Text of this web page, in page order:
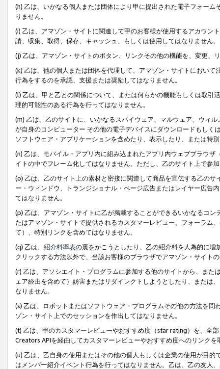
(h) 乙は、いかなる個人または団体により甲に提出された電子フォー
りません。
(i) 乙は、アマゾン・サイトに関連して甲のお客様が使用するアカウン
請、収集、取得、保存、キャッシュ、もしくは使用してはなりません。
(j) 乙は、アマゾン・サイトのボタン、リンクその他の機能を、変更、
(k) 乙は、他の個人または団体を代理して、アマゾン・サイトにおい
行為をするのを承認、支援または奨励してはなりません。
(l) 乙は、甲と乙との関係について、または何らかの機能もしくは取
理的可能性のある行為を行ってはなりません。
(m) 乙は、乙のサイトに、いかなるスパイウェア、マルウェア、ウィ
が自身のコンピューター その他の電子デバイスにダウンロードもし
ソフトウェア・アプリケーションを含めたり、表示したり、または特
(n) 乙は、モバイル・アプリ内に組み込まれたアプリ内ウェブブラウ
イトの中でフレーム化してはなりません。ただし、乙のサイト上で参
(o) 乙は、乙のサイト上の素材と密接に関連して商品を宣伝する乙の
ー・ウィンドウ、トランジショナル・ページ広告またはレイヤー広告
てはなりません。
(p) 乙は、アマゾン・サイトに乙が掲載することができるいかなるコ
たはアマゾン・サイトで提供されるカスタマーレビュー、フォーラム
て）、特別リンクを含めてはなりません。
(q) 乙は、 紹介料率表の裏をかこうとしたり、乙の紹介料を人為的に
クリックする方法以外で、当該お客様のブラウザでアマゾン・サイト
(r) 乙は、アソシエイト・プログラムに参加する他のサイトから、ま
ェア経由を含めて）妨害またはリダイレクトしようとしたり、または
なりません。
(s) 乙は、ロボットまたはソフトウェア・プログラムその他の方法を
ゾン・サイト上でのセッションを作出してはなりません。
(t) 乙は、甲のカスタマーレビューやおすすめ度（star rating）を、全
Creators APIを経由してカスタマーレビューやおすすめ度へのリンクを
(u) 乙は、乙自身の使用またはその他の個人もしくは企業の使用が目
はメンバー紹介イベント行為を行ってはなりません。乙は、乙の友人